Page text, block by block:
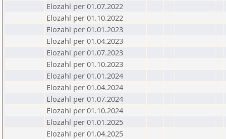
Elozahl per 01.07.2022
Elozahl per 01.10.2022
Elozahl per 01.01.2023
Elozahl per 01.04.2023
Elozahl per 01.07.2023
Elozahl per 01.10.2023
Elozahl per 01.01.2024
Elozahl per 01.04.2024
Elozahl per 01.07.2024
Elozahl per 01.10.2024
Elozahl per 01.01.2025
Elozahl per 01.04.2025